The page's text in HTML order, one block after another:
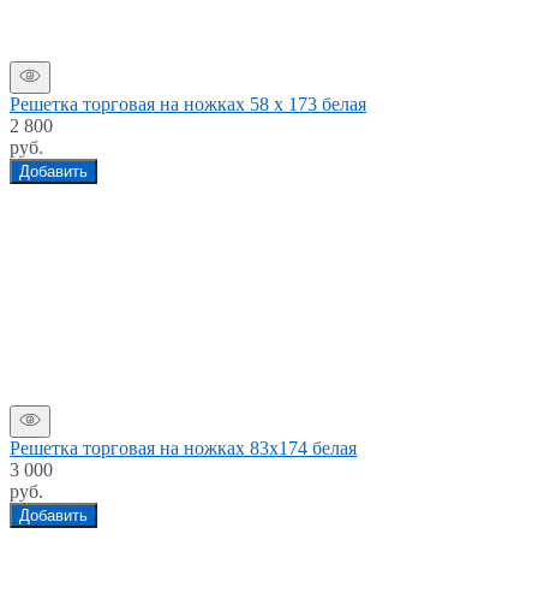
Решетка торговая на ножках 58 х 173 белая
2 800
руб.
Добавить
Решетка торговая на ножках 83x174 белая
3 000
руб.
Добавить